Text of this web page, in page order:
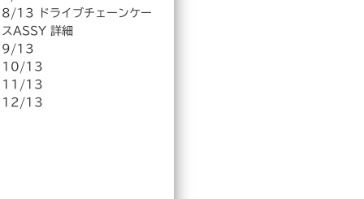
8/13 ドライブチェーンケー
スASSY 詳細
9/13
10/13
11/13
12/13